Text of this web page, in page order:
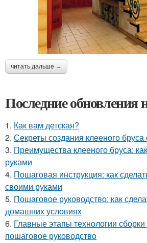
читать дальше →
Последние обновления
1. Как вам детская?
2. Секреты создания клееного
3. Преимущества клееного бруса:
руками
4. Пошаговая инструкция: как
своими руками
5. Пошаговое руководство: как
домашних условиях
6. Главные этапы технологии
пошаговое руководство